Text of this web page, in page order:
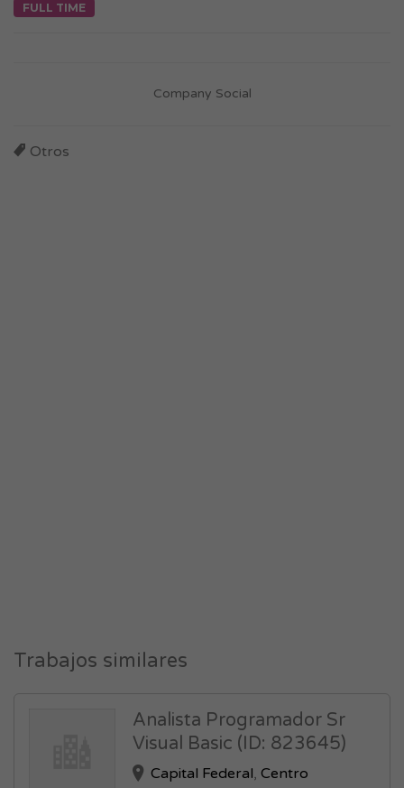
FULL TIME
Company Social
Otros
Trabajos similares
Analista Programador Sr
Visual Basic (ID: 823645)
Capital Federal,Centro